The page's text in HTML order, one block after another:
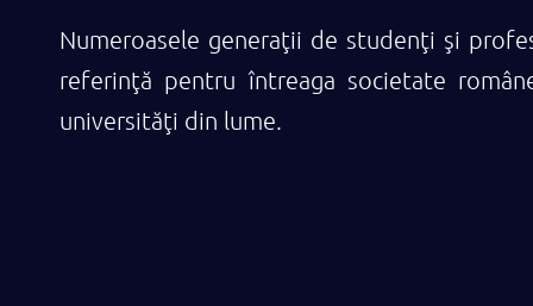
Numeroasele generaţii de studenţi şi
referinţă pentru întreaga societate
universităţi din lume.